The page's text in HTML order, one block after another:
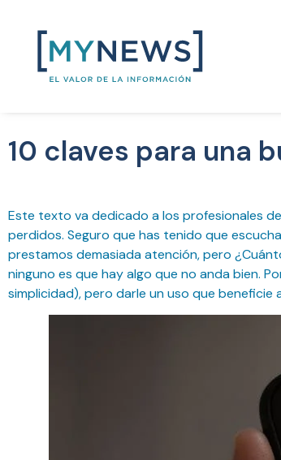
10 claves para una
Este texto va dedicado a los profesionales
perdidos. Seguro que has tenido que
prestamos demasiada atención, pero
ninguno es que hay algo que no anda bien.
simplicidad), pero darle un uso que